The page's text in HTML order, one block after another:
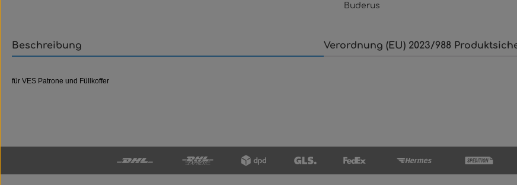
Buderus
Beschreibung Verordnung (EU) 2023/988
für VES Patrone und Füllkoffer